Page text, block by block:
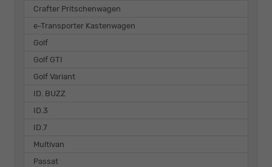
Crafter Pritschenwagen
e-Transporter Kastenwagen
Golf
Golf GTI
Golf Variant
ID. BUZZ
ID.3
ID.7
Multivan
Passat